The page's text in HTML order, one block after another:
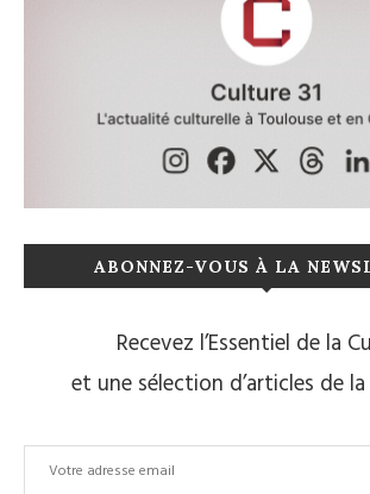
ABONNEZ-VOUS À LA
Recevez l’Essentiel de la
et une sélection d’articles de